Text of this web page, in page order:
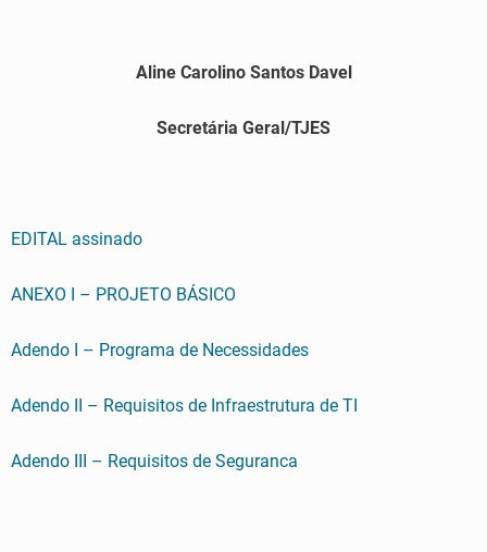
Aline Carolino Santos Davel
Secretária Geral/TJES
EDITAL assinado
ANEXO I – PROJETO BÁSICO
Adendo I – Programa de Necessidades
Adendo II – Requisitos de Infraestrutura de TI
Adendo III – Requisitos de Seguranca